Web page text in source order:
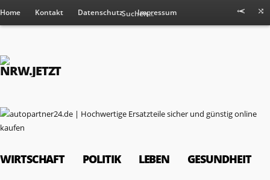
Home Kontakt Datenschutz Impressum
WIRTSCHAFT POLITIK LEBEN GESUNDHEIT